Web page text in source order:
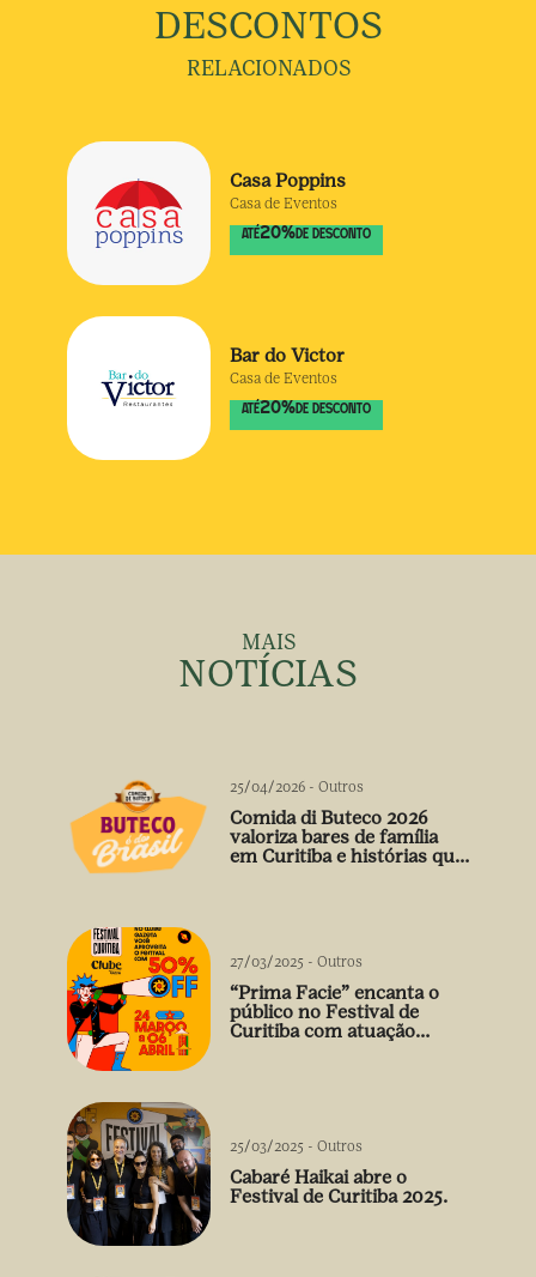
DESCONTOS
RELACIONADOS
Casa Poppins
Casa de Eventos
ATÉ20% DE DESCONTO
Bar do Victor
Casa de Eventos
ATÉ20% DE DESCONTO
MAIS
NOTÍCIAS
25/04/2026 - Outros
Comida di Buteco 2026
valoriza bares de família
em Curitiba e histórias que
27/03/2025 - Outros
“Prima Facie” encanta o
público no Festival de
Curitiba com atuação
25/03/2025 - Outros
Cabaré Haikai abre o
Festival de Curitiba 2025.